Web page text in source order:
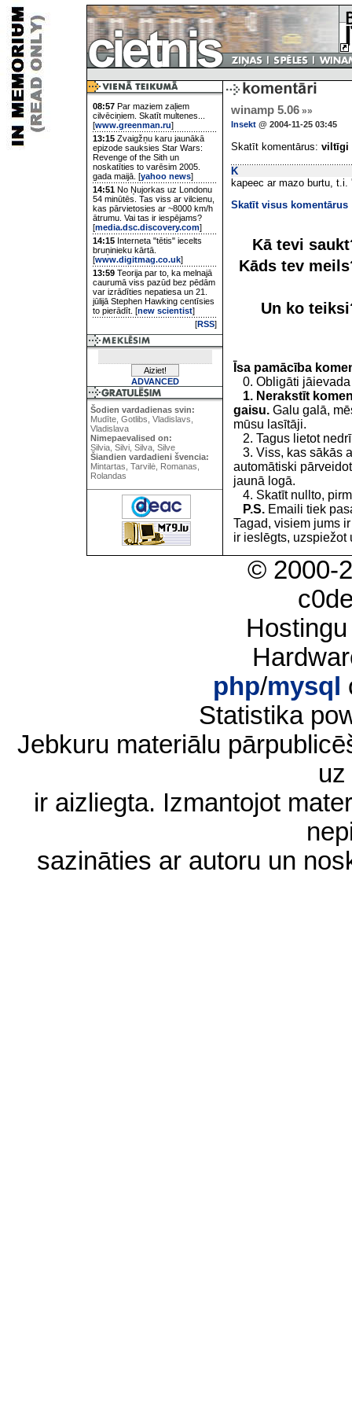
08:57 Par maziem zaļiem
cilvēciņiem. Skatīt multenes...
[www.greenman.ru]
13:15 Zvaigžņu karu jaunākā
epizode sauksies Star Wars:
Revenge of the Sith un
noskatīties to varēsim 2005.
gada maijā. [yahoo news]
14:51 No Ņujorkas uz Londonu
54 minūtēs. Tas viss ar vilcienu,
kas pārvietosies ar ~8000 km/h
ātrumu. Vai tas ir iespējams?
[media.dsc.discovery.com]
14:15 Interneta "tētis" iecelts
bruņinieku kārtā.
[www.digitmag.co.uk]
13:59 Teorija par to, ka melnajā
caurumā viss pazūd bez pēdām
var izrādīties nepatiesa un 21.
jūlijā Stephen Hawking centīsies
to pierādīt. [new scientist]
[RSS]
ADVANCED
Šodien vardadienas svin:
Mudīte, Gotlibs, Vladislavs,
Vladislava
Nimepaevalised on:
Silvia, Silvi, Silva, Silve
Šiandien vardadieni švencia:
Mintartas, Tarvilė, Romanas,
Rolandas
winamp 5.06 »»
Insekt @ 2004-11-25 03:45
Skatīt komentārus: viltīgi
K
kapeec ar mazo burtu,
Skatīt visus komentārus
Kā tevi
Kāds tev
Un ko
Īsa pamācība
0. Obligāti jāievada
1. Nerakstīt
gaisu. Galu galā,
mūsu lasītāji.
2. Tagus lietot
3. Viss, kas sākās
automātiski
jaunā logā.
4. Skatīt nullto,
P.S. Emaili tiek
Tagad, visiem jums
ir ieslēgts, uzspiežot
© 2000-
php/mysql
Statistika
Jebkuru materiālu
ir aizliegta. Izmantojot
sazināties ar autoru un